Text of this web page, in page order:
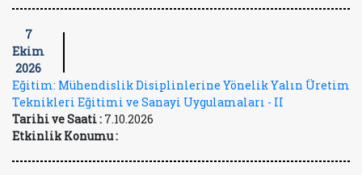
7
Ekim
2026
Eğitim: Mühendislik Disiplinlerine Yönelik Yalın Üretim
Teknikleri Eğitimi ve Sanayi Uygulamaları - II
Tarihi ve Saati : 7.10.2026
Etkinlik Konumu :